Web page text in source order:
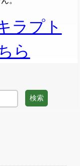
ラプト
ら
検索